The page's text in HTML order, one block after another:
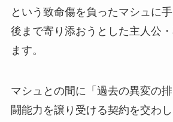
という致命傷を負ったマシュに
後まで寄り添おうとした主人公
ます。
マシュとの間に「過去の異変の
闘能力を譲り受ける契約を交わ